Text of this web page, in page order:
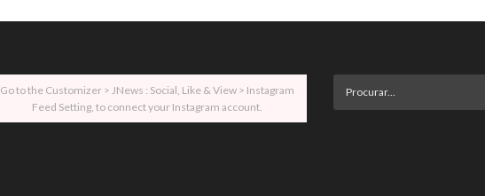
Go to the Customizer > JNews : Social, Like & View > Instagram
Feed Setting, to connect your Instagram account.